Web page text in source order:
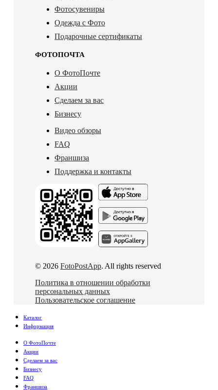
Фотосувениры
Одежда с Фото
Подарочные сертификаты
ФОТОПОЧТА
О ФотоПочте
Акции
Сделаем за вас
Бизнесу
Видео обзоры
FAQ
Франшиза
Поддержка и контакты
© 2026 FotoPostApp. All rights reserved
Политика в отношении обработки
персональных данных
Пользовательское соглашение
Каталог
Информация
О ФотоПочте
Акции
Сделаем за вас
Бизнесу
FAQ
Франшиза